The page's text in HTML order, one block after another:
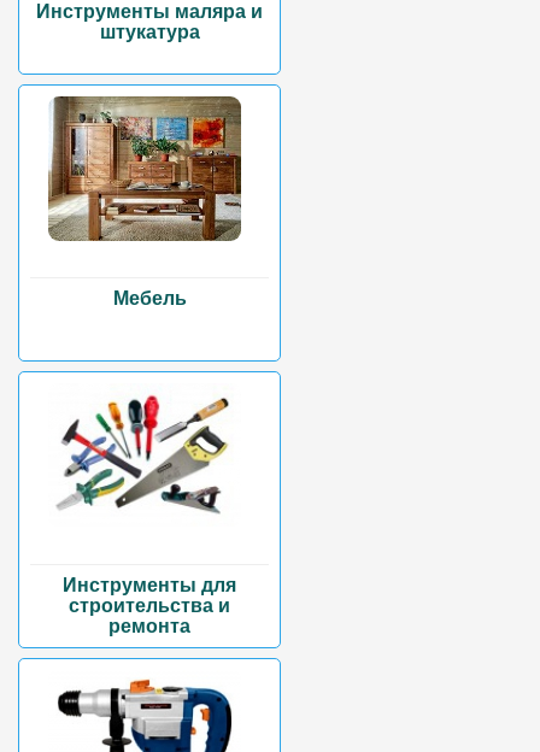
Инструменты маляра и
штукатура
Мебель
Инструменты для
строительства и
ремонта